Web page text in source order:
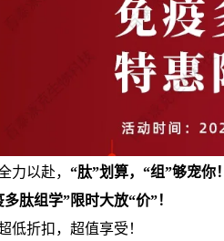
力以赴， “肽”划算，“组”够宠你！
多肽组学”限时大放“价”！
低折扣，超值享受！